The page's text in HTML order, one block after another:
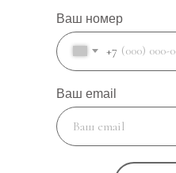
Ваш номер
+7
Ваш email